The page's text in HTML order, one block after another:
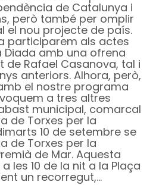
de Catalunya i
però també per omplir
el nou projecte de país.
participarem als actes
Diada amb una ofrena
de Rafael Casanova, tal i
anteriors. Alhora, però,
el nostre programa
a tres altres
municipal, comarcal
de Torxes per la
10 de setembre se
de Torxes per la
de Mar. Aquesta
les 10 de la nit a la Plaça
un recorregut,…